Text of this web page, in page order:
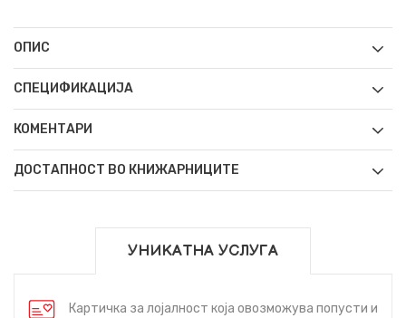
ОПИС
СПЕЦИФИКАЦИЈА
КОМЕНТАРИ
ДОСТАПНОСТ ВО КНИЖАРНИЦИТЕ
УНИКАТНА УСЛУГА
Картичка за лојалност која овозможува попусти и